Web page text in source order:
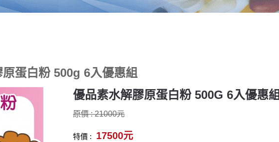
蛋白粉 500g 6入優惠組
優品素水解膠原蛋白粉 500G 6入優惠組
原價 : 21000元
特價 : 17500元